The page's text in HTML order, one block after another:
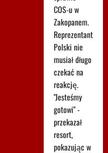
COS-u w
Zakopanem.
Reprezentant
Polski nie
musiał długo
czekać na
reakcję.
"Jesteśmy
gotowi" -
przekazał
resort,
pokazując w